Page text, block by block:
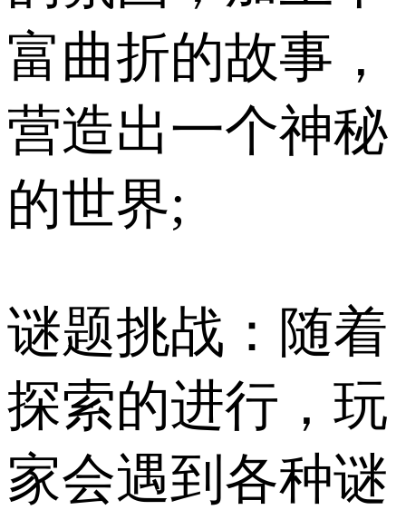
富曲折的故事，
营造出一个神秘
的世界;
谜题挑战：随着
探索的进行，玩
家会遇到各种谜